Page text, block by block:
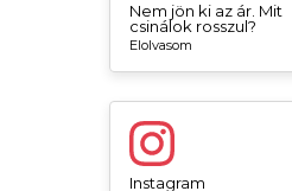
Nem jön ki az ár. Mit
csinálok rosszul?
Elolvasom
Instagram